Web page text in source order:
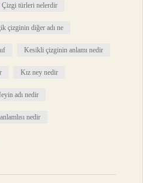
Çizgi türleri nelerdir
çizginin diğer adı ne
Kesikli çizginin anlamı nedir
Kız ney nedir
adı nedir
nedir